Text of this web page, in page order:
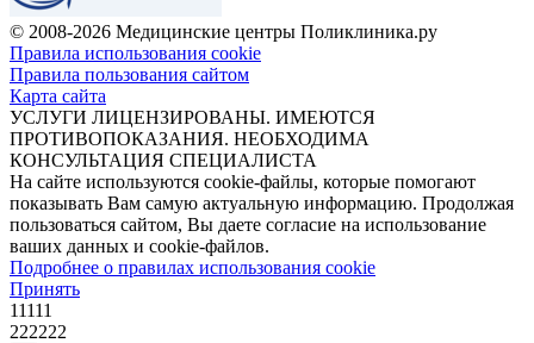
© 2008-2026 Медицинские центры Поликлиника.ру
Правила использования cookie
Правила пользования сайтом
Карта сайта
УСЛУГИ ЛИЦЕНЗИРОВАНЫ. ИМЕЮТСЯ
ПРОТИВОПОКАЗАНИЯ. НЕОБХОДИМА
КОНСУЛЬТАЦИЯ СПЕЦИАЛИСТА
На сайте используются cookie-файлы, которые помогают
показывать Вам самую актуальную информацию. Продолжая
пользоваться сайтом, Вы даете согласие на использование
ваших данных и cookie-файлов.
Подробнее о правилах использования cookie
Принять
11111
222222